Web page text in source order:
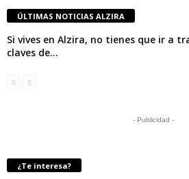
ÚLTIMAS NOTICIAS ALZIRA
Si vives en Alzira, no tienes que ir a
claves de...
- Publicidad -
¿Te interesa?